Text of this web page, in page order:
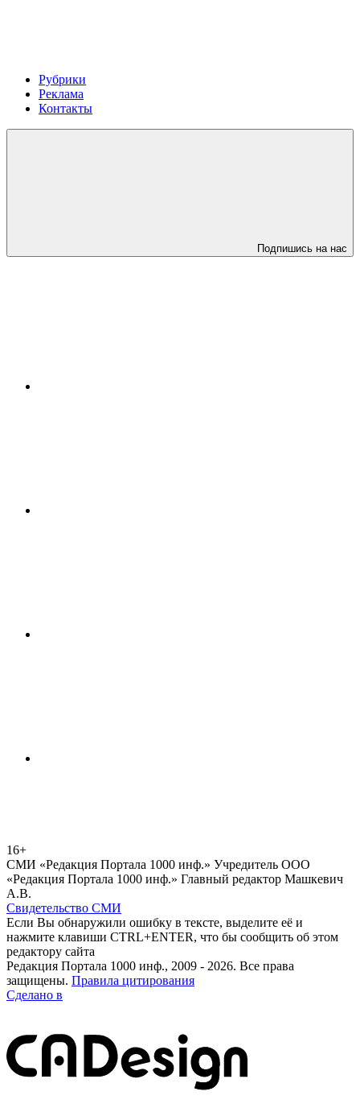
Рубрики
Реклама
Контакты
Подпишись на нас
16+
СМИ «Редакция Портала 1000 инф.» Учредитель ООО
«Редакция Портала 1000 инф.» Главный редактор Машкевич
А.В.
Свидетельство СМИ
Если Вы обнаружили ошибку в тексте, выделите её и
нажмите клавиши CTRL+ENTER, что бы сообщить об этом
редактору сайта
Редакция Портала 1000 инф., 2009 - 2026. Все права
защищены. Правила цитирования
Сделано в